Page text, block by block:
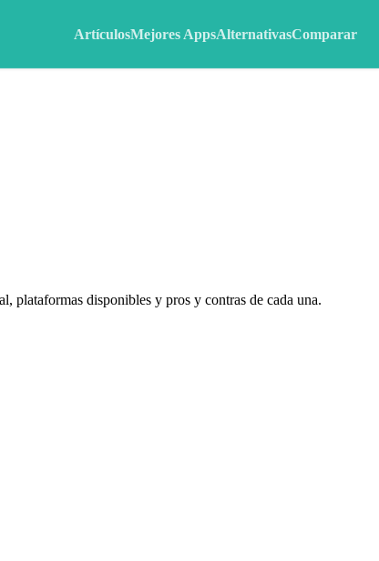
ArtículosMejores AppsAlternativasComparar
plataformas disponibles y pros y contras de cada una.